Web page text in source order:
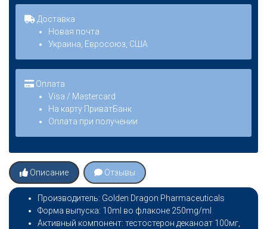
Доставка
Новая почта
Украина, Евросоюз, США
Оплата
Visa / Mastercard
На карту ПриватБанк
Оплата при получении
Описание Отзывы
Производитель: Golden Dragon Pharmaceuticals
Форма выпуска: 10ml во флаконе 250mg/ml
Активный компонент: тестостерон деканоат 100мг,